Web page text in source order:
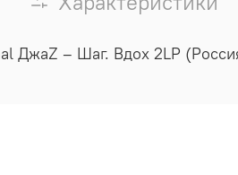
ДжаZ ‎– Шаг. Вдох 2LP